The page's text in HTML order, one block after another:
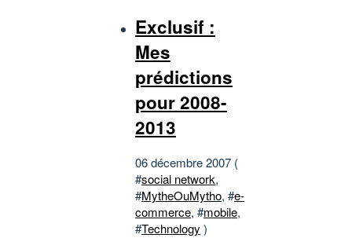
Exclusif :
Mes
prédictions
pour 2008-
2013
06 décembre 2007 (
#social network,
#MytheOuMytho, #e-
commerce, #mobile,
#Technology )